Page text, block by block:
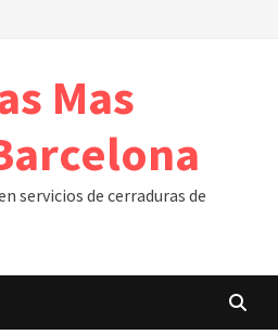
Mas
servicios de cerraduras de